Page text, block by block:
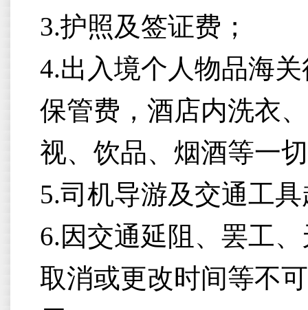
3.护照及签证费；
4.出入境个人物品海
保管费，酒店内洗衣
视、饮品、烟酒等一
5.司机导游及交通工
6.因交通延阻、罢工
取消或更改时间等不